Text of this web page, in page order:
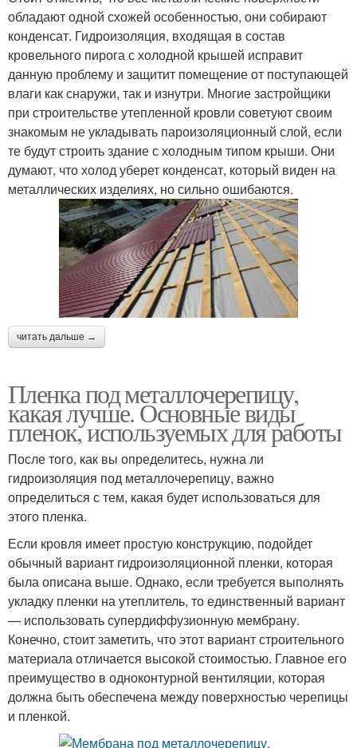
обладают одной схожей особенностью, они собирают
конденсат. Гидроизоляция, входящая в состав
кровельного пирога с холодной крышей исправит
данную проблему и защитит помещение от поступающей
влаги как снаружи, так и изнутри. Многие застройщики
при строительстве утепленной кровли советуют своим
знакомым не укладывать пароизоляционный слой, если
те будут строить здание с холодным типом крыши. Они
думают, что холод уберет конденсат, который виден на
металлических изделиях, но сильно ошибаются.
читать дальше →
Пленка под металлочерепицу,
какая лучше. Основные виды
пленок, используемых для работы
После того, как вы определитесь, нужна ли
гидроизоляция под металлочерепицу, важно
определиться с тем, какая будет использоваться для
этого пленка.
Если кровля имеет простую конструкцию, подойдет
обычный вариант гидроизоляционной пленки, которая
была описана выше. Однако, если требуется выполнять
укладку пленки на утеплитель, то единственный вариант
— использовать супердиффузионную мембрану.
Конечно, стоит заметить, что этот вариант строительного
материала отличается высокой стоимостью. Главное его
преимущество в одноконтурной вентиляции, которая
должна быть обеспечена между поверхностью черепицы
и пленкой.